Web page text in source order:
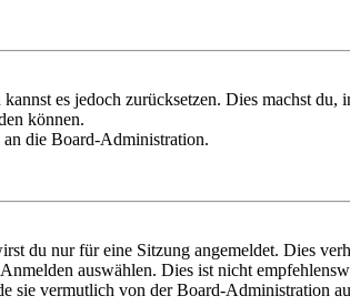
es jedoch zurücksetzen. Dies machst du,
können.
an die Board-Administration.
du nur für eine Sitzung angemeldet. Dies
auswählen. Dies ist nicht
sie vermutlich von der Board-Administration